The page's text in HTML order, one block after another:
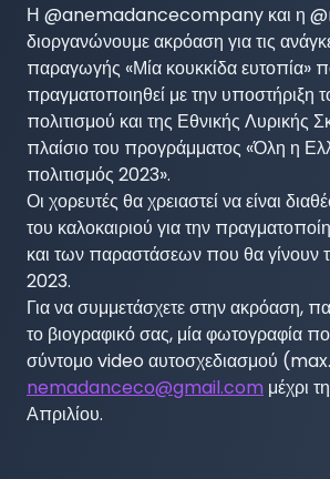
Η @anemadancecompany και η
διοργανώνουμε ακρόαση για τις
παραγωγής «Μία κουκκίδα ευτοπία»
πραγματοποιηθεί με την υποστήριξη
πολιτισμού και της Εθνικής Λυρικής
πλαίσιο του προγράμματος «Όλη η
πολιτισμός 2023».
Οι χορευτές θα χρειαστεί να είναι
του καλοκαιριού για την
και των παραστάσεων που θα γίνουν
2023.
Για να συμμετάσχετε στην ακρόαση,
το βιογραφικό σας, μία φωτογραφία
σύντομο video αυτοσχεδιασμού
nemadanceco@gmail.com μέχρι
Απριλίου.